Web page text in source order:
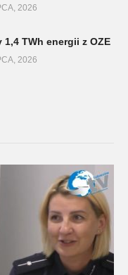
2026
1,4 TWh energii z OZE
2026